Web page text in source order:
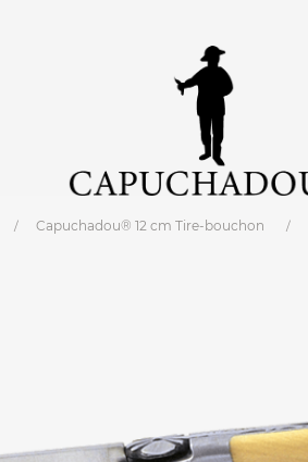
Capuchadou® 12 cm Tire-bouchon